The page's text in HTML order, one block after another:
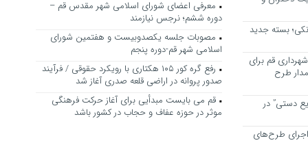
بسته جدید
قم برای
طرح
دستی” در
طرح‌های
معرفی اعضای شورای اسلامی شهر مقدس قم –
دوره ششم؛ نرجس نیازمند
مصوبات جلسه یکصدوبیست و هفتمین شورای
اسلامی شهر قم-دوره پنجم
رفع گره کور ۱۰۵ هکتاری با رویکرد حقوقی / فرآیند
صدور پروانه در اراضی قلعه صدری آغاز شد
قم می بایست مبدأیی برای آغاز حرکت فرهنگی
موثر در حوزه عفاف و حجاب در کشور باشد